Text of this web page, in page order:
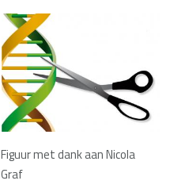
Figuur met dank aan Nicola
Graf